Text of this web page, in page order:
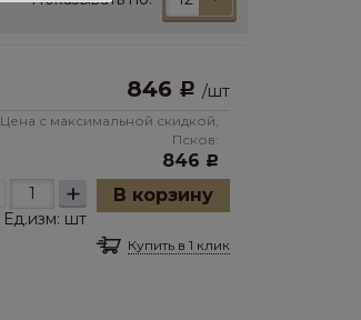
846 Р /шт
Цена с максимальной скидкой,
Псков:
846 Р
+
Ед.изм: шт
В корзину
Купить в 1 клик